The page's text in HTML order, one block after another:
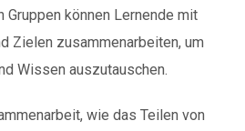
Gruppen können Lernende mit
Zielen zusammenarbeiten, um
Wissen auszutauschen.
wie das Teilen von